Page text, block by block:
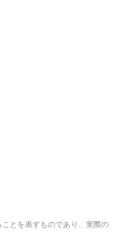
とを表すものであり、実際の